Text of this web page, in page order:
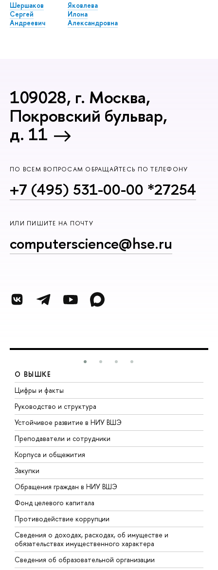
Шершаков
Сергей
Андреевич
Яковлева
Илона
Александровна
109028, г. Москва,
Покровский бульвар,
д. 11
ПО ВСЕМ ВОПРОСАМ ОБРАЩАЙТЕСЬ ПО ТЕЛЕФОНУ
+7 (495) 531-00-00 *27254
ИЛИ ПИШИТЕ НА ПОЧТУ
computerscience@hse.ru
О ВЫШКЕ
Цифры и факты
Руководство и структура
Устойчивое развитие в НИУ ВШЭ
Преподаватели и сотрудники
Корпуса и общежития
Закупки
Обращения граждан в НИУ ВШЭ
Фонд целевого капитала
Противодействие коррупции
Сведения о доходах, расходах, об имуществе и
обязательствах имущественного характера
Сведения об образовательной организации